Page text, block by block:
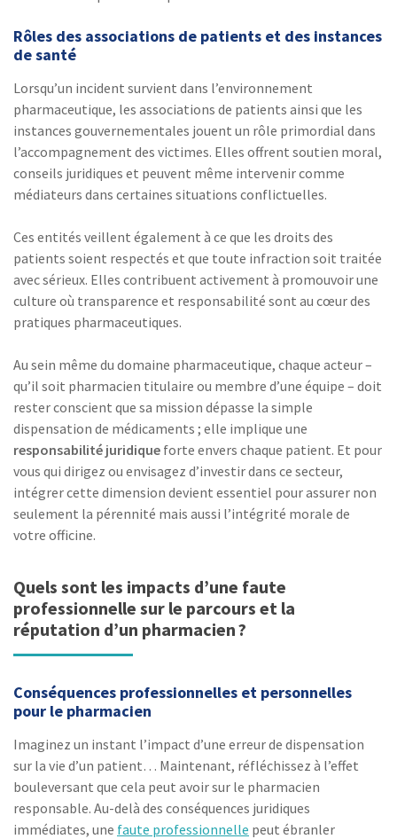
Rôles des associations de patients et des instances
de santé
Lorsqu’un incident survient dans l’environnement
pharmaceutique, les associations de patients ainsi que les
instances gouvernementales jouent un rôle primordial dans
l’accompagnement des victimes. Elles offrent soutien moral,
conseils juridiques et peuvent même intervenir comme
médiateurs dans certaines situations conflictuelles.
Ces entités veillent également à ce que les droits des
patients soient respectés et que toute infraction soit traitée
avec sérieux. Elles contribuent activement à promouvoir une
culture où transparence et responsabilité sont au cœur des
pratiques pharmaceutiques.
Au sein même du domaine pharmaceutique, chaque acteur –
qu’il soit pharmacien titulaire ou membre d’une équipe – doit
rester conscient que sa mission dépasse la simple
dispensation de médicaments ; elle implique une
responsabilité juridique forte envers chaque patient. Et pour
vous qui dirigez ou envisagez d’investir dans ce secteur,
intégrer cette dimension devient essentiel pour assurer non
seulement la pérennité mais aussi l’intégrité morale de
votre officine.
Quels sont les impacts d’une faute
professionnelle sur le parcours et la
réputation d’un pharmacien ?
Conséquences professionnelles et personnelles
pour le pharmacien
Imaginez un instant l’impact d’une erreur de dispensation
sur la vie d’un patient… Maintenant, réfléchissez à l’effet
bouleversant que cela peut avoir sur le pharmacien
responsable. Au-delà des conséquences juridiques
immédiates, une faute professionnelle peut ébranler